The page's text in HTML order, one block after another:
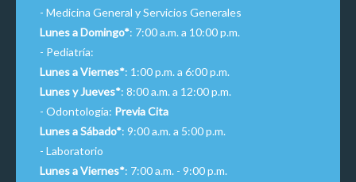
- Medicina General y Servicios Generales
Lunes a Domingo*: 7:00 a.m. a 10:00 p.m.
- Pediatría:
Lunes a Viernes*: 1:00 p.m. a 6:00 p.m.
Lunes y Jueves*: 8:00 a.m. a 12:00 p.m.
- Odontología: Previa Cita
Lunes a Sábado*: 9:00 a.m. a 5:00 p.m.
- Laboratorio
Lunes a Viernes*: 7:00 a.m. - 9:00 p.m.